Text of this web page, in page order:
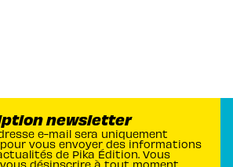
newsletter
e-mail sera uniquement
vous envoyer des informations
de Pika Édition. Vous
désinscrire à tout moment.